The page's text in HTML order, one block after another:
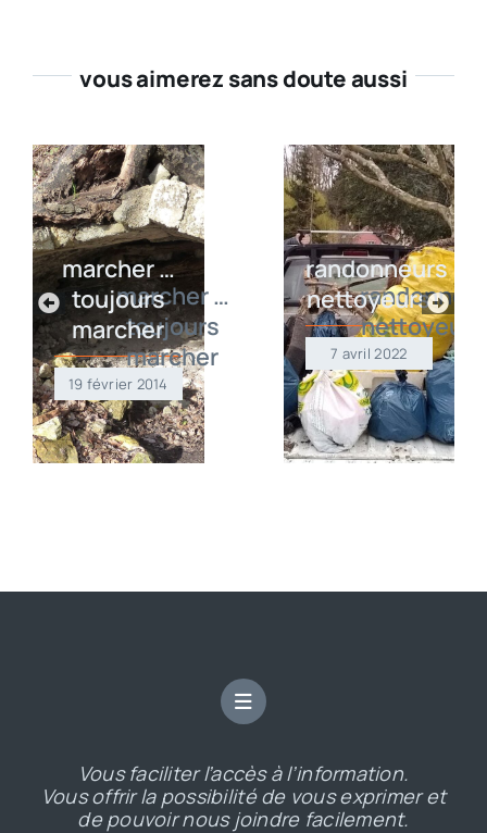
vous aimerez sans doute aussi
marcher …
toujours
marcher
19 février 2014
randonneurs
nettoyeurs
7 avril 2022
Vous faciliter l’accès à l’information.
Vous offrir la possibilité de vous exprimer et
de pouvoir nous joindre facilement.